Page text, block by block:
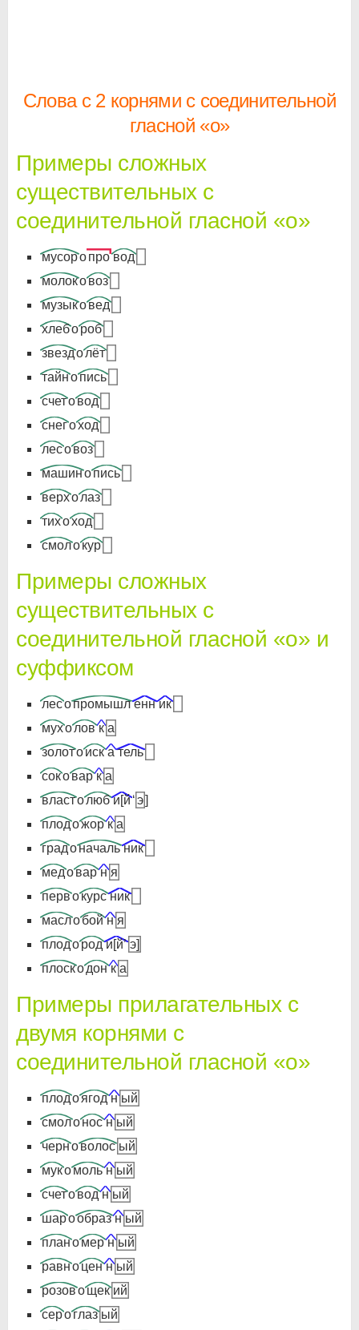
Слова с 2 корнями с соединительной
гласной «о»
Примеры сложных
существительных с
соединительной гласной «о»
мусоропро вод
молоковоз
музыковед
хлебороб
звездолёт
тайнопись
счетовод
снегоход
лесовоз
машинопись
верхолаз
тихоход
смолокур
Примеры сложных
существительных с
соединительной гласной «о» и
суффиксом
лесопромышл енн ик
мухолов к а
золотоиск а тель
соковар к а
властолюб и[й‘э]
плодожор к а
градоначаль ник
медовар н я
первокурс ник
маслобой н я
плодород и[й’ э]
плоскодон к а
Примеры прилагательных с
двумя корнями с
соединительной гласной «о»
плодоягод н ый
смолонос н ый
черноволос ый
мукомоль н ый
счетовод н ый
шарообраз н ый
планомер н ый
равноцен н ый
розовощек ий
сероглаз ый